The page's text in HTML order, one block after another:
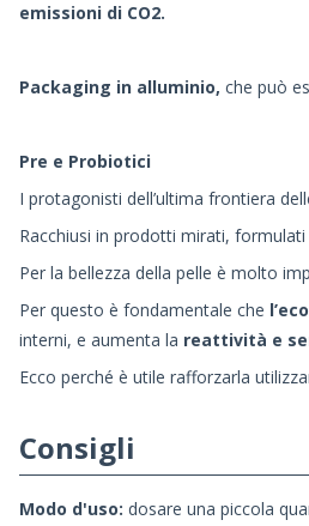
emissioni di CO2.
Packaging in alluminio, che può
Pre e Probiotici
I protagonisti dell’ultima frontiera
Racchiusi in prodotti mirati,
Per la bellezza della pelle è molto
Per questo è fondamentale che
interni, e aumenta la reattività e
Ecco perché è utile rafforzarla
Consigli
Modo d'uso: dosare una piccola